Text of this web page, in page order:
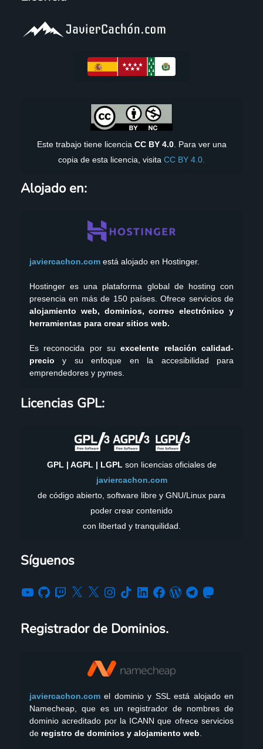
Este trabajo tiene licencia CC BY 4.0. Para ver una
copia de esta licencia, visita CC BY 4.0.
Alojado en:
javiercachon.com está alojado en Hostinger.
Hostinger es una plataforma global de hosting con
presencia en más de 150 países. Ofrece servicios de
alojamiento web, dominios, correo electrónico y
herramientas para crear sitios web.
Es reconocida por suexcelente relación calidad-
precio y su enfoque en la accesibilidad para
emprendedores y pymes.
Licencias GPL:
GPL | AGPL | LGPLson licencias oficiales de
javiercachon.com
de código abierto, software libre y GNU/Linux para
poder crear contenido
con libertad y tranquilidad.
Síguenos
YouTube
GitHubTwitch
X X Instagram
Registrador de Dominios.
javiercachon.com el dominio y SSL está alojado en
Namecheap, que es un registrador de nombres de
dominio acreditado por la ICANN que ofrece servicios
de registro de dominios y alojamiento web